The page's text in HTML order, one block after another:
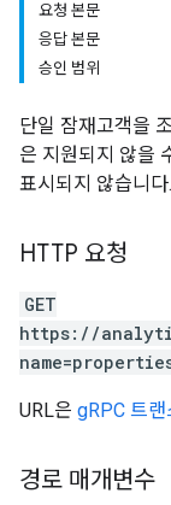
요청 본문
응답 본문
승인 범위
단일 잠재고객을
은 지원되지 않을
표시되지 않습니다.
HTTP 요청
GET
https://
URL은 gRPC 트랜
경로 매개변수